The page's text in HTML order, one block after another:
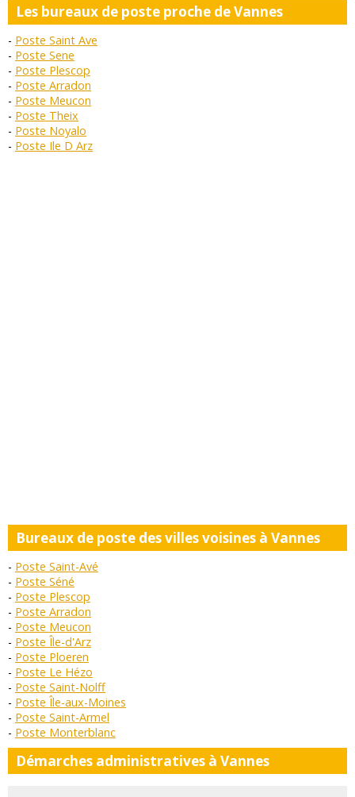
Les bureaux de poste proche de Vannes
Poste Saint Ave
Poste Sene
Poste Plescop
Poste Arradon
Poste Meucon
Poste Theix
Poste Noyalo
Poste Ile D Arz
Bureaux de poste des villes voisines à Vannes
Poste Saint-Avé
Poste Séné
Poste Plescop
Poste Arradon
Poste Meucon
Poste Île-d'Arz
Poste Ploeren
Poste Le Hézo
Poste Saint-Nolff
Poste Île-aux-Moines
Poste Saint-Armel
Poste Monterblanc
Démarches administratives à Vannes